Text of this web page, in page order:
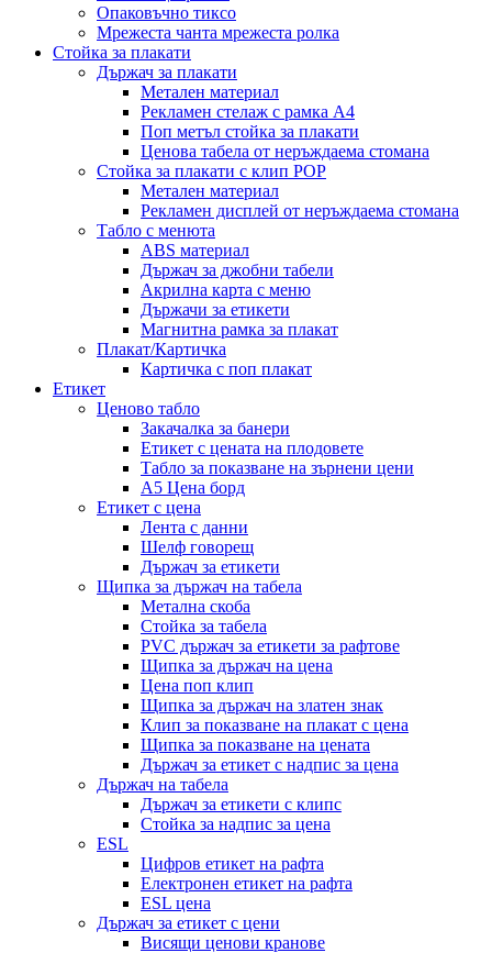
Опаковъчно тиксо
Мрежеста чанта мрежеста ролка
Стойка за плакати
Държач за плакати
Метален материал
Рекламен стелаж с рамка А4
Поп метъл стойка за плакати
Ценова табела от неръждаема стомана
Стойка за плакати с клип POP
Метален материал
Рекламен дисплей от неръждаема стомана
Табло с менюта
ABS материал
Държач за джобни табели
Акрилна карта с меню
Държачи за етикети
Магнитна рамка за плакат
Плакат/Картичка
Картичка с поп плакат
Етикет
Ценово табло
Закачалка за банери
Етикет с цената на плодовете
Табло за показване на зърнени цени
A5 Цена борд
Етикет с цена
Лента с данни
Шелф говорещ
Държач за етикети
Щипка за държач на табела
Метална скоба
Стойка за табела
PVC държач за етикети за рафтове
Щипка за държач на цена
Цена поп клип
Щипка за държач на златен знак
Клип за показване на плакат с цена
Щипка за показване на цената
Държач за етикет с надпис за цена
Държач на табела
Държач за етикети с клипс
Стойка за надпис за цена
ESL
Цифров етикет на рафта
Електронен етикет на рафта
ESL цена
Държач за етикет с цени
Висящи ценови кранове